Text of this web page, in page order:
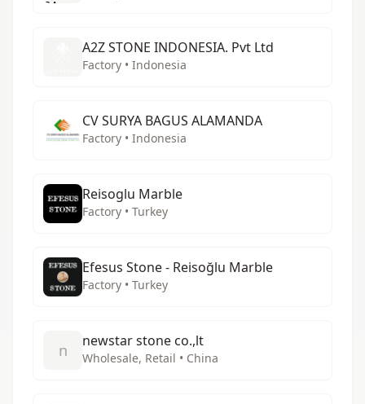
A2Z STONE INDONESIA. Pvt Ltd
Factory • Indonesia
CV SURYA BAGUS ALAMANDA
Factory • Indonesia
Reisoglu Marble
Factory • Turkey
Efesus Stone - Reisoğlu Marble
Factory • Turkey
n newstar stone co.,lt
Wholesale, Retail • China